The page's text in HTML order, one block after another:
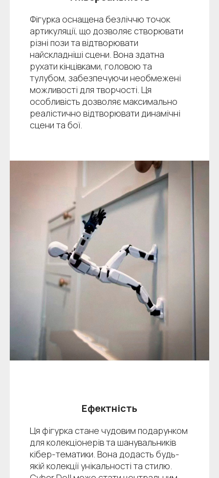
Фігурка оснащена безліччю точок
артикуляції, що дозволяє створювати
різні пози та відтворювати
найскладніші сцени. Вона здатна
рухати кінцівками, головою та
тулубом, забезпечуючи необмежені
можливості для творчості. Ця
особливість дозволяє максимально
реалістично відтворювати динамічні
сцени та бої.
Ефектність
Ця фігурка стане чудовим подарунком
для колекціонерів та шанувальників
кібер-тематики. Вона додасть будь-
якій колекції унікальності та стилю.